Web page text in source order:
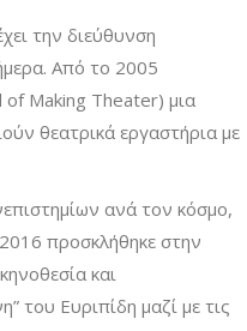
την διεύθυνση
Από το 2005
of Making Theater) μια
θεατρικά εργαστήρια με
ανά τον κόσμο,
προσκλήθηκε στην
και
του Ευριπίδη μαζί με τις